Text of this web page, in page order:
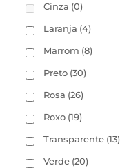
Cinza (0)
Laranja (4)
Marrom (8)
Preto (30)
Rosa (26)
Roxo (19)
Transparente (13)
Verde (20)